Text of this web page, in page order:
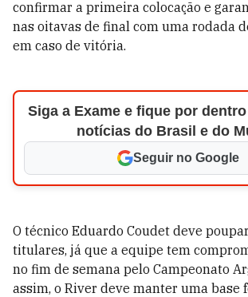
confirmar a primeira colocação e
nas oitavas de final com uma rodada
em caso de vitória.
Siga a Exame e fique por
notícias do Brasil e do
Seguir no Google
O técnico Eduardo Coudet deve
titulares, já que a equipe tem
no fim de semana pelo Campeonato
assim, o River deve manter uma base